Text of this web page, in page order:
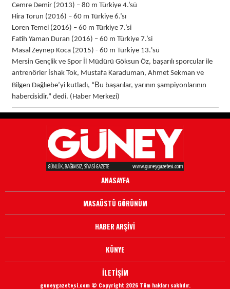
Cemre Demir (2013) – 80 m Türkiye 4.’sü
Hira Torun (2016) – 60 m Türkiye 6.’sı
Loren Temel (2016) – 60 m Türkiye 7.’si
Fatih Yaman Duran (2016) – 60 m Türkiye 7.’si
Masal Zeynep Koca (2015) - 60 m Türkiye 13.'sü
Mersin Gençlik ve Spor İl Müdürü Göksun Öz, başarılı sporcular ile
antrenörler İshak Tok, Mustafa Karaduman, Ahmet Sekman ve
Bilgen Dağlıebe’yi kutladı, “Bu başarılar, yarının şampiyonlarının
habercisidir.” dedi. (Haber Merkezi)
ANASAYFA
MASAÜSTÜ GÖRÜNÜM
HABER ARŞİVİ
KÜNYE
İLETİŞİM
guneygazetesi.com © Copyright 2026 Tüm hakları saklıdır.